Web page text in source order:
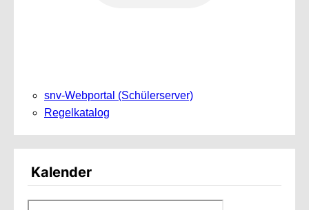
snv-Webportal (Schülerserver)
Regelkatalog
Kalender